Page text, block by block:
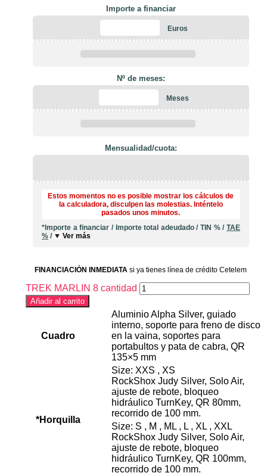
Importe a financiar
Euros
Nº de meses:
Meses
Mensualidad/cuota:
Estos momentos no es posible mostrar los cálculos de
la calculadora, disculpen las molestias. Inténtelo
pasados unos minutos.
*Importe a financiar / Importe total adeudado/TIN %/ TAE
% / Ver más
FINANCIACIÓN INMEDIATA si ya tienes línea de crédito Cetelem
TREK MARLIN 8 cantidad
Añadir al carrito
Cuadro
Aluminio Alpha Silver, guiado
interno, soporte para freno de disco
en la vaina, soportes para
portabultos y pata de cabra, QR
135×5 mm
*Horquilla
Size: XXS , XS
RockShox Judy Silver, Solo Air,
ajuste de rebote, bloqueo
hidráulico TurnKey, QR 80mm,
recorrido de 100 mm.
Size: S , M , ML , L , XL , XXL
RockShox Judy Silver, Solo Air,
ajuste de rebote, bloqueo
hidráulico TurnKey, QR 100mm,
recorrido de 100 mm.